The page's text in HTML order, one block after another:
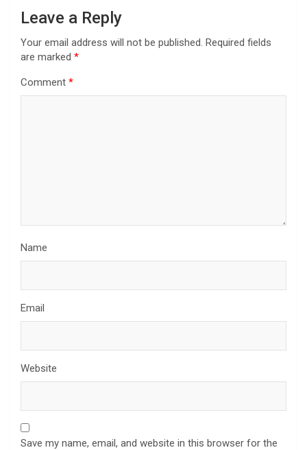
Leave a Reply
Your email address will not be published. Required fields
are marked *
Comment *
Name
Email
Website
Save my name, email, and website in this browser for the